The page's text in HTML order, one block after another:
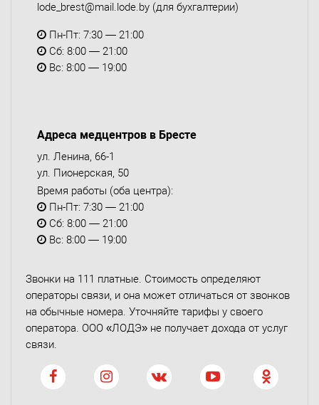
lode_brest@mail.lode.by (для бухгалтерии)
Пн-Пт: 7:30 — 21:00
Сб: 8:00 — 21:00
Вс: 8:00 — 19:00
Адреса медцентров в Бресте
ул. Ленина, 66-1
ул. Пионерская, 50
Время работы (оба центра):
Пн-Пт: 7:30 — 21:00
Сб: 8:00 — 21:00
Вс: 8:00 — 19:00
Звонки на 111 платные. Стоимость определяют
операторы связи, и она может отличаться от звонков
на обычные номера. Уточняйте тарифы у своего
оператора. ООО «ЛОДЭ» не получает дохода от услуг
связи.